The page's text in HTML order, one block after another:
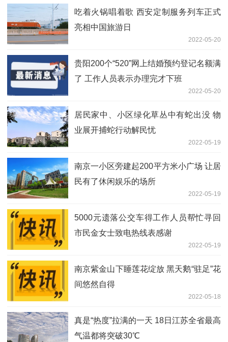
吃着火锅唱着歌 西安定制服务列车正式
亮相中国旅游日
2022-05-20
贵阳200个“520”网上结婚预约登记名额满
了 工作人员表示办理完才下班
2022-05-20
居民家中、小区绿化草丛中有蛇出没 物
业展开捕蛇行动解民忧
2022-05-19
南京一小区旁建起200平方米小广场 让居
民有了休闲娱乐的场所
2022-05-19
5000元遗落公交车得工作人员帮忙寻回
市民金女士致电热线表感谢
2022-05-19
南京紫金山下睡莲花绽放 黑天鹅“驻足”花
间悠然自得
2022-05-18
真是“热度”拉满的一天 18日江苏全省最高
气温都将突破30℃